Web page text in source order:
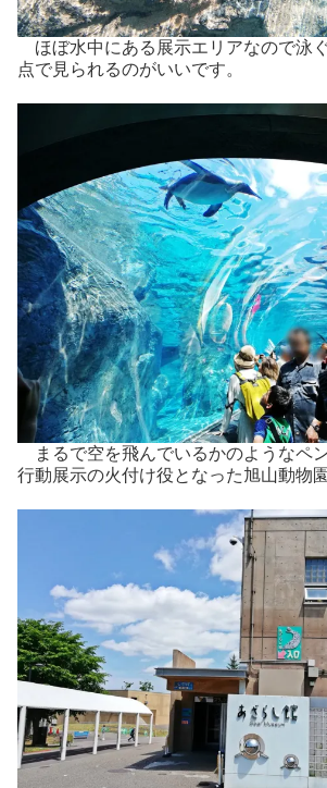
ほぼ水中にある展示エリアなので泳
点で見られるのがいいです。
まるで空を飛んでいるかのようなペ
行動展示の火付け役となった旭山動物